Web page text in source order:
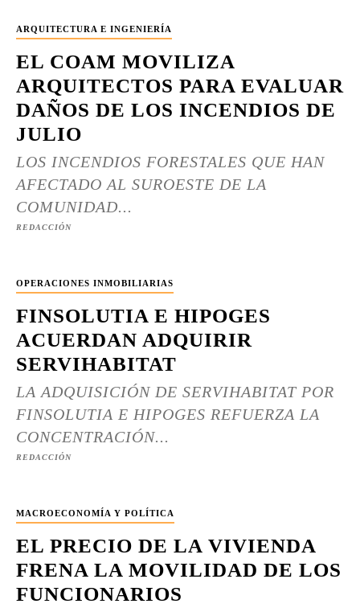
ARQUITECTURA E INGENIERÍA
EL COAM MOVILIZA
ARQUITECTOS PARA EVALUAR
DAÑOS DE LOS INCENDIOS DE
JULIO
LOS INCENDIOS FORESTALES QUE HAN
AFECTADO AL SUROESTE DE LA
COMUNIDAD...
REDACCIÓN
OPERACIONES INMOBILIARIAS
FINSOLUTIA E HIPOGES
ACUERDAN ADQUIRIR
SERVIHABITAT
LA ADQUISICIÓN DE SERVIHABITAT POR
FINSOLUTIA E HIPOGES REFUERZA LA
CONCENTRACIÓN...
REDACCIÓN
MACROECONOMÍA Y POLÍTICA
EL PRECIO DE LA VIVIENDA
FRENA LA MOVILIDAD DE LOS
FUNCIONARIOS